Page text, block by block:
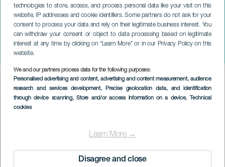
technologies to store, access, and process personal data like your visit on this
website, IP addresses and cookie identifiers. Some partners do not ask for your
consent to process your data and rely on their legitimate business interest. You
can withdraw your consent or object to data processing based on legitimate
interest at any time by clicking on “Learn More” or in our Privacy Policy on this
website.
We and our partners process data for the following purposes:
Personalised advertising and content, advertising and content measurement, audience
research and services development, Precise geolocation data, and identification
through device scanning, Store and/or access information on a device, Technical
cookies
Learn More →
Disagree and close
Meisje schrikt tijdens
concert
GRAN CANARIA
Imagen
Listado